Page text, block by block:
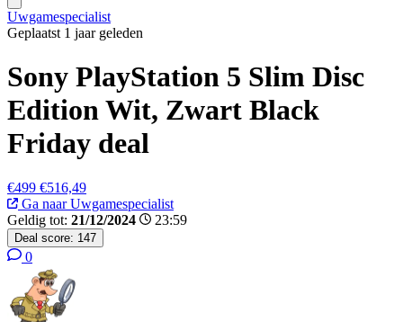
Uwgamespecialist
Geplaatst 1 jaar geleden
Sony PlayStation 5 Slim Disc
Edition Wit, Zwart Black
Friday deal
€499 €516,49
Ga naar Uwgamespecialist
Geldig tot: 21/12/2024 23:59
Deal score: 147
0